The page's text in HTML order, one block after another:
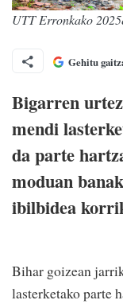
UTT Erronkako
Gehitu
Bigarren
mendi
da parte
moduan
ibilbidea
Bihar goizean
lasterketako parte